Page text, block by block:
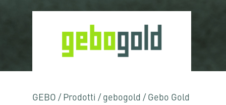
GEBO / Prodotti / gebogold / Gebo Gold